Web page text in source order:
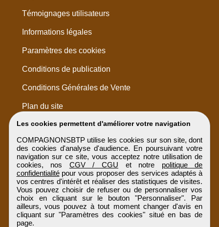
Les cookies permettent d'améliorer votre navigation
COMPAGNONSBTP utilise les cookies sur son site, dont
des cookies d'analyse d'audience. En poursuivant votre
navigation sur ce site, vous acceptez notre utilisation de
cookies, nos CGV / CGU et notre politique de
confidentialitépour vous proposer des services adaptés à
vos centres d'intérêt et réaliser des statistiques de visites.
Vous pouvez choisir de refuser ou de personnaliser vos
choix en cliquant sur le bouton "Personnaliser". Par
ailleurs, vous pouvez à tout moment changer d'avis en
cliquant sur "Paramètres des cookies" situé en bas de
page.
Témoignages utilisateurs
Informations légales
Paramètres des cookies
Conditions de publication
Conditions Générales de Vente
Plan du site